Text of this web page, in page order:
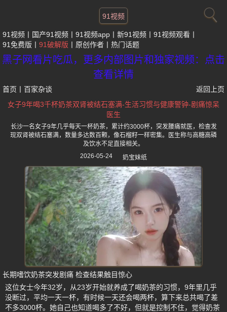
91视频
91视频 国产91视频 91视频app 新91视频
91视频观看
91免费版
91破解版 原创作者 热门话题
黑子网看片吃瓜，更多内部图片和独家视频：点击
查看详情
首页 百家杂谈
返回上页
女子9年喝3千杯奶茶双肾被结石塞满-生活习惯与健康警钟-剧痛惊呆
医生
长沙一名女子9年几乎每天一杯奶茶，累计约3000杯，突发腰痛就医，检查发
现双肾被结石塞满，数量多达数百颗，像石榴籽一样密集。医生称与高糖高磷
及饮水不足直接相关。
2026-05-24
奶宝妹纸
长期嗜饮奶茶突发剧痛 检查结果触目惊心
这位女士今年32岁，从23岁开始就养成了喝奶茶的习惯，9年里几乎
没断过，平均一天一杯，有时候一天还会喝两杯，算下来总共喝了差
不多3000杯。她自己也知道喝多了不好，但就是控制不住，觉得奶茶